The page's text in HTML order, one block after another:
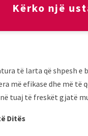
Kërko një
të larta që shpesh
më efikase dhe më
tuaj të freskët gjatë
Ditës